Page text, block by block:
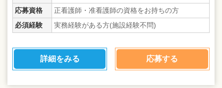
応募資格
正看護師・准看護師の資格をお持ちの方
必須経験
実務経験がある方(施設経験不問)
詳細をみる 応募する